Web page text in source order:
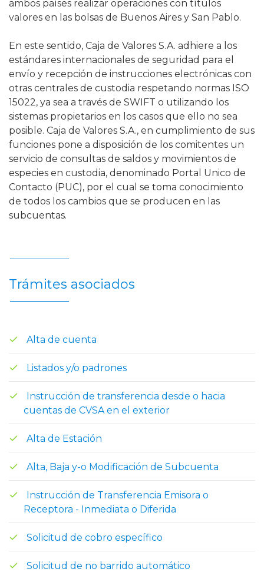
ambos países realizar operaciones con títulos
valores en las bolsas de Buenos Aires y San Pablo.
En este sentido, Caja de Valores S.A. adhiere a los
estándares internacionales de seguridad para el
envío y recepción de instrucciones electrónicas con
otras centrales de custodia respetando normas ISO
15022, ya sea a través de SWIFT o utilizando los
sistemas propietarios en los casos que ello no sea
posible. Caja de Valores S.A., en cumplimiento de sus
funciones pone a disposición de los comitentes un
servicio de consultas de saldos y movimientos de
especies en custodia, denominado Portal Unico de
Contacto (PUC), por el cual se toma conocimiento
de todos los cambios que se producen en las
subcuentas.
Trámites asociados
Alta de cuenta
Listados y/o padrones
Instrucción de transferencia desde o hacia
cuentas de CVSA en el exterior
Alta de Estación
Alta, Baja y-o Modificación de Subcuenta
Instrucción de Transferencia Emisora o
Receptora - Inmediata o Diferida
Solicitud de cobro específico
Solicitud de no barrido automático